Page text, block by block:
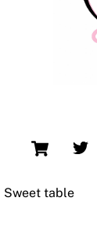
Cart
Sweet table